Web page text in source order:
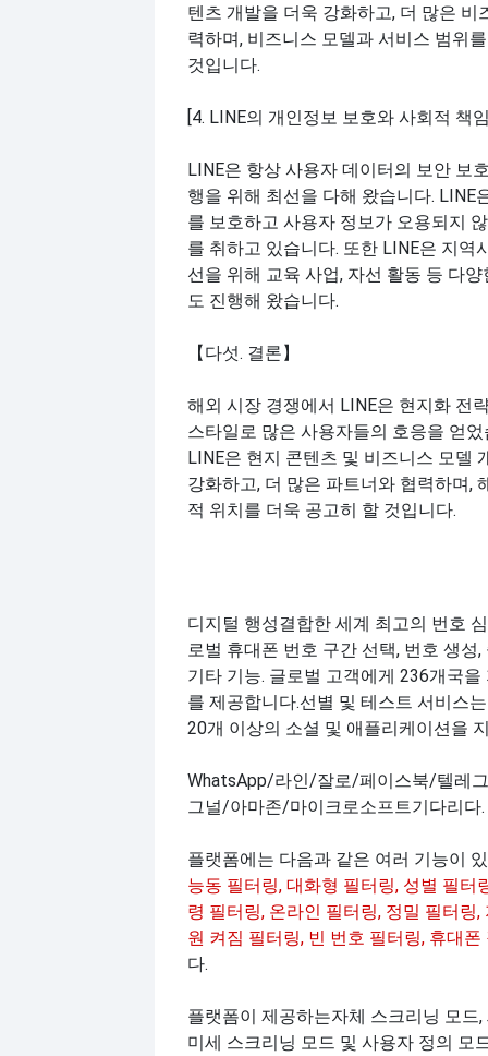
텐츠 개발을 더욱 강화하고, 더 많은 비
력하며, 비즈니스 모델과 서비스 범위
것입니다.
[4. LINE의 개인정보 보호와 사회적 책
LINE은 항상 사용자 데이터의 보안 보
행을 위해 최선을 다해 왔습니다. LINE
를 보호하고 사용자 정보가 오용되지
를 취하고 있습니다. 또한 LINE은 지역
선을 위해 교육 사업, 자선 활동 등 다
도 진행해 왔습니다.
【다섯. 결론】
해외 시장 경쟁에서 LINE은 현지화 전
스타일로 많은 사용자들의 호응을 얻
LINE은 현지 콘텐츠 및 비즈니스 모델
강화하고, 더 많은 파트너와 협력하며,
적 위치를 더욱 공고히 할 것입니다.
디지털 행성결합한 세계 최고의 번호
로벌 휴대폰 번호 구간 선택, 번호 생성,
기타 기능. 글로벌 고객에게 236개국
를 제공합니다.선별 및 테스트 서비스
20개 이상의 소셜 및 애플리케이션을
WhatsApp/라인/잘로/페이스북/텔레
그널/아마존/마이크로소프트기다리다.
플랫폼에는 다음과 같은 여러 기능이
능동 필터링, 대화형 필터링, 성별 필터
령 필터링, 온라인 필터링, 정밀 필터링
원 켜짐 필터링, 빈 번호 필터링, 휴대폰
다.
플랫폼이 제공하는자체 스크리닝 모드
미세 스크리닝 모드 및 사용자 정의 모